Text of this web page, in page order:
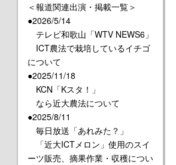
＜報道関連出演・掲載一覧＞
●2026/5/14
テレビ和歌山「WTV NEWS6」
ICT農法で栽培しているイチゴ
について
●2025/11/18
KCN「Kスタ！」
なら近大農法について
●2025/8/11
毎日放送「あれみた？」
「近大ICTメロン」使用のスイ
ーツ販売、摘果作業・収穫につい